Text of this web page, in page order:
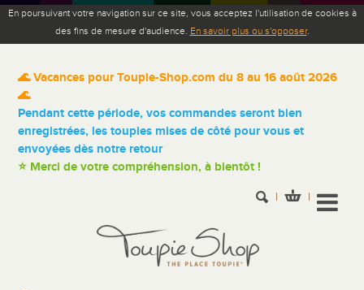
En poursuivant votre navigation sur ce site, vous acceptez l'utilisation de cookies à
des fins de mesure d'audience. En savoir plus ou s'opposer.
🌊 Vacances pour Toupie-Shop.com du 8 au 16 août 2026
🌊
Pendant cette période, vos commandes seront bien
enregistrées, les toupies mises de côté pour vous et
envoyées dès notre retour
⭐ Merci de votre compréhension, à bientôt !